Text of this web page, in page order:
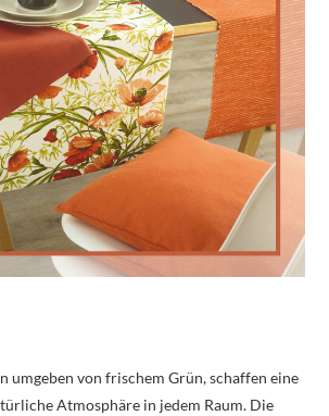
umgeben von frischem Grün, schaffen eine
Atmosphäre in jedem Raum. Die